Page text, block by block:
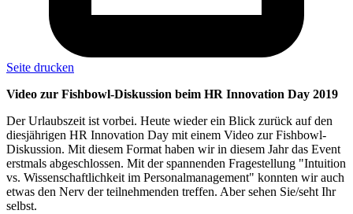
Seite drucken
Video zur Fishbowl-Diskussion beim HR Innovation Day 2019
Der Urlaubszeit ist vorbei. Heute wieder ein Blick zurück auf den
diesjährigen HR Innovation Day mit einem Video zur Fishbowl-
Diskussion. Mit diesem Format haben wir in diesem Jahr das Event
erstmals abgeschlossen. Mit der spannenden Fragestellung "Intuition
vs. Wissenschaftlichkeit im Personalmanagement" konnten wir auch
etwas den Nerv der teilnehmenden treffen. Aber sehen Sie/seht Ihr
selbst.